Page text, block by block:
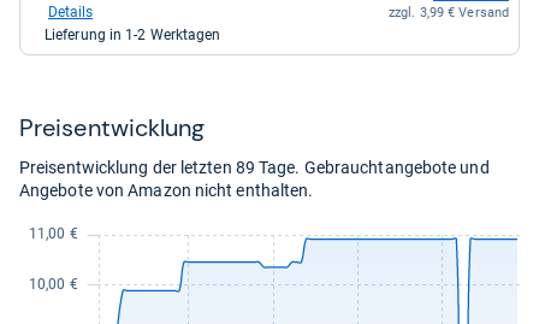
eBay
zzgl. 0,00 € Versand
Details
Auf Lager
Shop
kaufen.
zzgl. 3,99 € Versand
Details
Lieferung in 1-2 Werktagen
Preis­ent­wick­lung
Preisentwicklung der letzten 89 Tage. Gebrauchtangebote und
Angebote von Amazon nicht enthalten.